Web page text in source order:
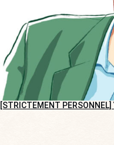
[STRICTEMENT